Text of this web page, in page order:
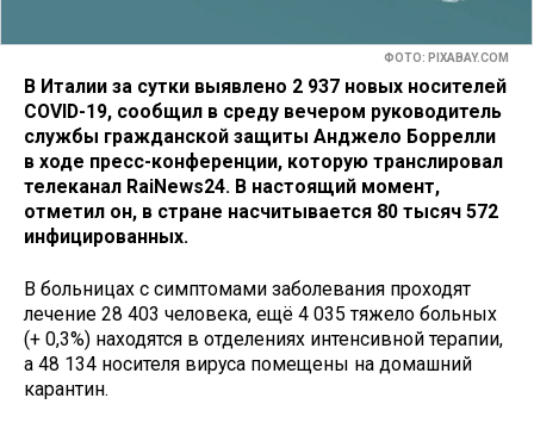
ФОТО: PIXABAY.COM
В Италии за сутки выявлено 2 937 новых носителей
COVID-19, сообщил в среду вечером руководитель
службы гражданской защиты Анджело Боррелли
в ходе пресс-конференции, которую транслировал
телеканал RaiNews24. В настоящий момент,
отметил он, в стране насчитывается 80 тысяч 572
инфицированных.
В больницах с симптомами заболевания проходят
лечение 28 403 человека, ещё 4 035 тяжело больных
(+ 0,3%) находятся в отделениях интенсивной терапии,
а 48 134 носителя вируса помещены на домашний
карантин.